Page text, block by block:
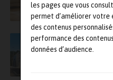
les pages que vous
permet d’améliorer votre
des contenus
performance des
données d’audience.
Batteries :